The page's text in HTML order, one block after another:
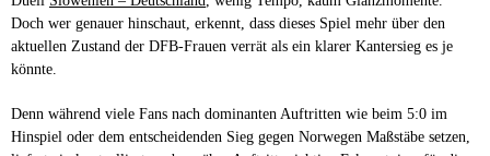
Doch wer genauer hinschaut, erkennt, dass dieses Spiel mehr über den
aktuellen Zustand der DFB-Frauen verrät als ein klarer Kantersieg es je
könnte.
Denn während viele Fans nach dominanten Auftritten wie beim 5:0 im
Hinspiel oder dem entscheidenden Sieg gegen Norwegen Maßstäbe setzen,